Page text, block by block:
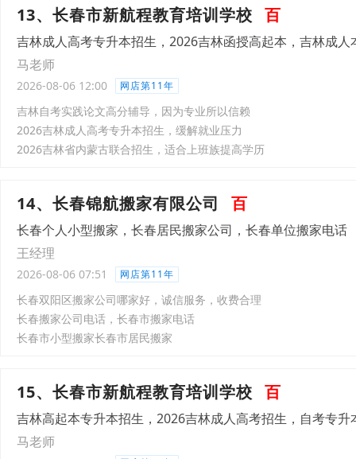
13、长春市新航程教育培训学校 百
吉林成人高考专升本招生，2026吉林函授高起本，吉林成人
马老师
2026-08-06 12:00 网店第11年
吉林自考实践论文高分辅导，因为专业所以信赖
2026吉林成人高考专升本招生，缓解就业压力
2026吉林省内蒙古联合招生，适合上班族提高学历
14、长春锦航搬家有限公司 百
长春个人小型搬家，长春居民搬家公司，长春单位搬家电话
王经理
2026-08-06 07:51 网店第11年
长春双阳区搬家公司哪家好，诚信服务，收费合理
长春搬家公司电话，长春市搬家电话
长春市小型搬家长春市居民搬家
15、长春市新航程教育培训学校 百
吉林高起本专升本招生，2026吉林成人高考招生，自考专升
马老师